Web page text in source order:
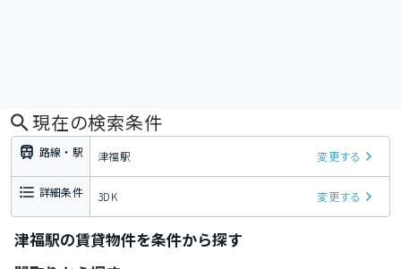
現在の検索条件
路線・駅 津福駅 変更する
詳細条件 3DK 変更する
津福駅の賃貸物件を条件から探す